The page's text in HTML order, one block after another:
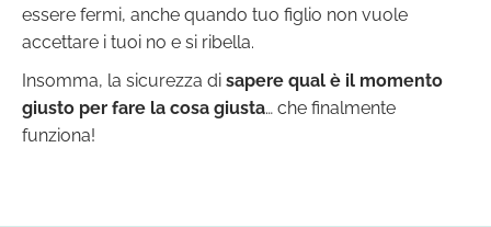
essere fermi, anche quando tuo figlio non vuole
accettare i tuoi no e si ribella.
Insomma, la sicurezza di sapere qual è il momento
giusto per fare la cosa giusta… che finalmente
funziona!